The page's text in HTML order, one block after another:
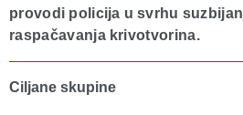
provodi policija u svrhu
raspačavanja krivotvorina.
Ciljane skupine